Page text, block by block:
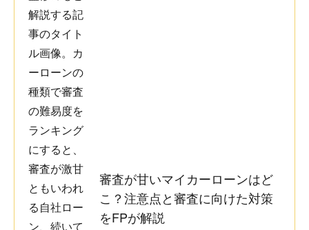
審査が甘いマイカーローンはど
こ？注意点と審査に向けた対策
をFPが解説